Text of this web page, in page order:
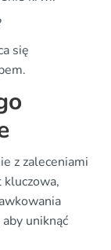
się
z zaleceniami
uniknąć